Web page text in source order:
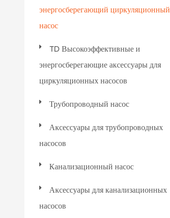
энергосберегающий циркуляционный
насос
TD Высокоэффективные и
энергосберегающие аксессуары для
циркуляционных насосов
Трубопроводный насос
Аксессуары для трубопроводных
насосов
Канализационный насос
Аксессуары для канализационных
насосов